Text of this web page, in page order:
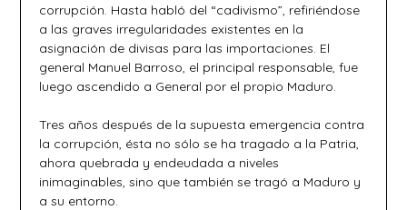
corrupción. Hasta habló del “cadivismo”, refiriéndose
a las graves irregularidades existentes en la
asignación de divisas para las importaciones. El
general Manuel Barroso, el principal responsable, fue
luego ascendido a General por el propio Maduro.
Tres años después de la supuesta emergencia contra
la corrupción, ésta no sólo se ha tragado a la Patria,
ahora quebrada y endeudada a niveles
inimaginables, sino que también se tragó a Maduro y
a su entorno.